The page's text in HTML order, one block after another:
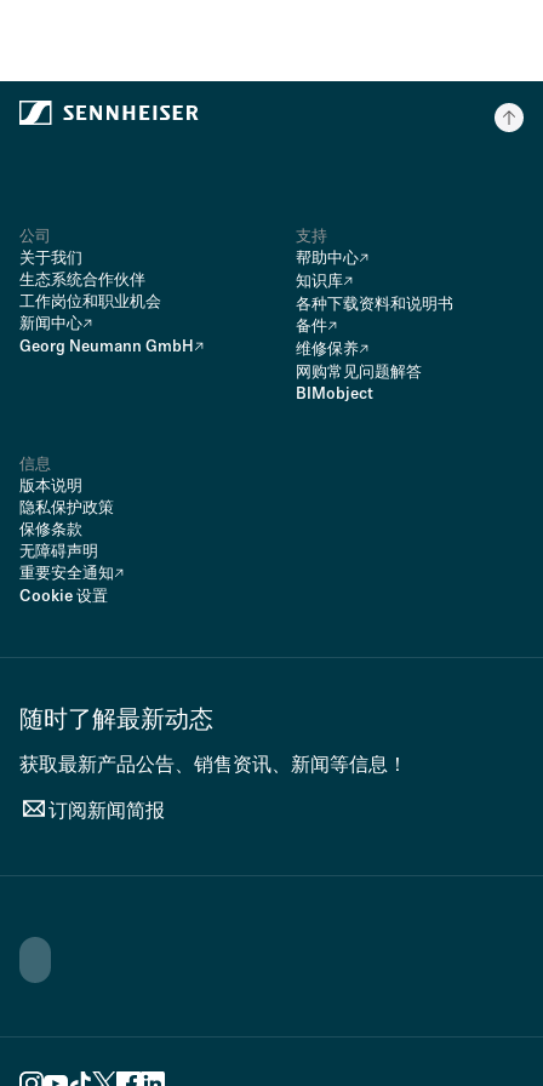
公司
关于我们
生态系统合作伙伴
工作岗位和职业机会
新闻中心
Georg Neumann GmbH
支持
帮助中心
知识库
各种下载资料和说明书
备件
维修保养
网购常见问题解答
BIMobject
信息
版本说明
隐私保护政策
保修条款
无障碍声明
重要安全通知
Cookie 设置
随时了解最新动态
获取最新产品公告、销售资讯、新闻等信息！
订阅新闻简报